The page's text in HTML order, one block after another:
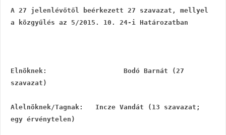
A 27 jelenlévőtől beérkezett 27 szavazat, mellyel
a közgyűlés az 5/2015. 10. 24-i Határozatban
Elnöknek:                   Bodó Barnát (27
szavazat)
Alelnöknek/Tagnak:   Incze Vandát (13 szavazat;
egy érvénytelen)